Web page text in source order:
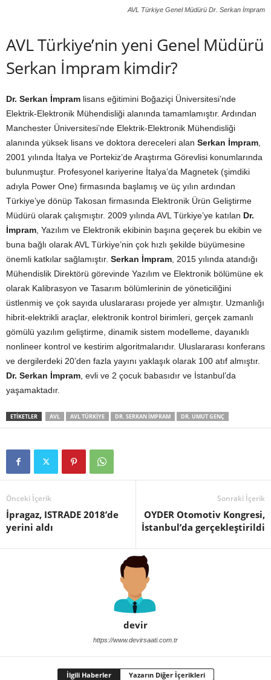
AVL Türkiye Genel Müdürü Dr. Serkan İmpram
AVL Türkiye’nin yeni Genel Müdürü
Serkan İmpram kimdir?
Dr. Serkan İmpram lisans eğitimini Boğaziçi Üniversitesi’nde
Elektrik-Elektronik Mühendisliği alanında tamamlamıştır. Ardından
Manchester Üniversitesi’nde Elektrik-Elektronik Mühendisliği
alanında yüksek lisans ve doktora dereceleri alan Serkan İmpram
2001 yılında İtalya ve Portekiz’de Araştırma Görevlisi konumlarında
bulunmuştur. Profesyonel kariyerine İtalya’da Magnetek (şimdiki
adıyla Power One) firmasında başlamış ve üç yılın ardından
Türkiye’ye dönüp Takosan firmasında Elektronik Ürün Geliştirme
Müdürü olarak çalışmıştır. 2009 yılında AVL Türkiye’ye katılan Dr.
İmpram , Yazılım ve Elektronik ekibinin başına geçerek bu ekibin ve
buna bağlı olarak AVL Türkiye’nin çok hızlı şekilde büyümesine
önemli katkılar sağlamıştır. Serkan İmpram , 2015 yılında atandığı
Mühendislik Direktörü görevinde Yazılım ve Elektronik bölümüne ek
olarak Kalibrasyon ve Tasarım bölümlerinin de yöneticiliğini
üstlenmiş ve çok sayıda uluslararası projede yer almıştır. Uzmanlığı
hibrit-elektrikli araçlar, elektronik kontrol birimleri, gerçek zamanlı
gömülü yazılım geliştirme, dinamik sistem modelleme, dayanıklı
nonlineer kontrol ve kestirim algoritmalarıdır. Uluslararası konferans
ve dergilerdeki 20’den fazla yayını yaklaşık olarak 100 atıf almıştır.
Dr. Serkan İmpram , evli ve 2 çocuk babasıdır ve İstanbul’da
yaşamaktadır.
ETIKETLER AVL AVL TÜRKIYE DR. SERKAN IMPRAM DR. UMUT GENÇ
Önceki İçerik
İpragaz, ISTRADE 2018’de
yerini aldı
Sonraki İçerik
OYDER Otomotiv Kongresi,
İstanbul’da gerçekleştirildi
devir
https://www.devirsaati.com.tr
İlgili Haberler Yazarın Diğer İçerikleri